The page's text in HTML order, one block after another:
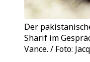
Der
Sharif im
Vance. / Foto: